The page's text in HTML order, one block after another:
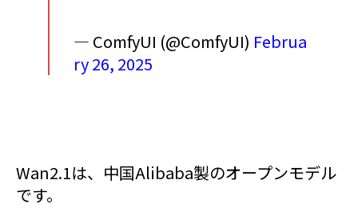
— ComfyUI (@ComfyUI) Februa
ry 26, 2025
Wan2.1は、中国Alibaba製のオープンモデル
です。